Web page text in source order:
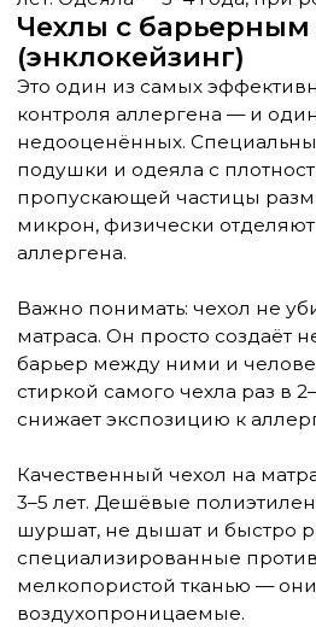
Клещ — теплолюбивый и влаголюбивый
организм. При влажности ниже 45% и
температуре ниже 20°C он размножается
при длительном нахождении в сухости —
погибает.
Оптимальные параметры спальни для
Влажность: 40–50%
Температура: 20–22°C
Регулярное проветривание
после сна)
влажность в комнате регулярно выше
ищите причину: плохая вентиляция,
стены, аквариум, много комнатных
Увлажнитель воздуха в комнате
клещевой сенсибилизацией лучше
помогает держать влажность и
чистится — он сам становится
Уборка: как делать её
Влажная уборка ежедневно — хорошо, но